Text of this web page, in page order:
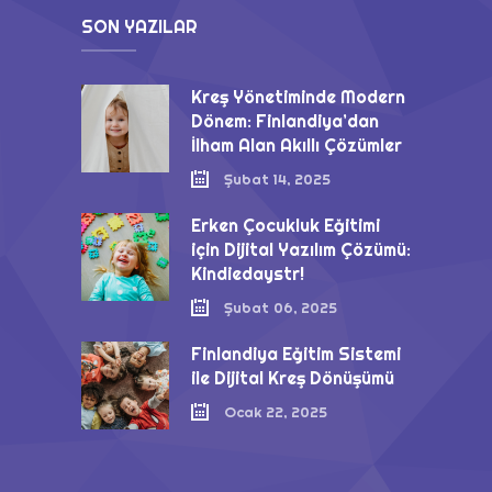
SON YAZILAR
Kreş Yönetiminde Modern
Dönem: Finlandiya’dan
İlham Alan Akıllı Çözümler
Şubat 14, 2025
Erken Çocukluk Eğitimi
için Dijital Yazılım Çözümü:
Kindiedaystr!
Şubat 06, 2025
Finlandiya Eğitim Sistemi
ile Dijital Kreş Dönüşümü
Ocak 22, 2025